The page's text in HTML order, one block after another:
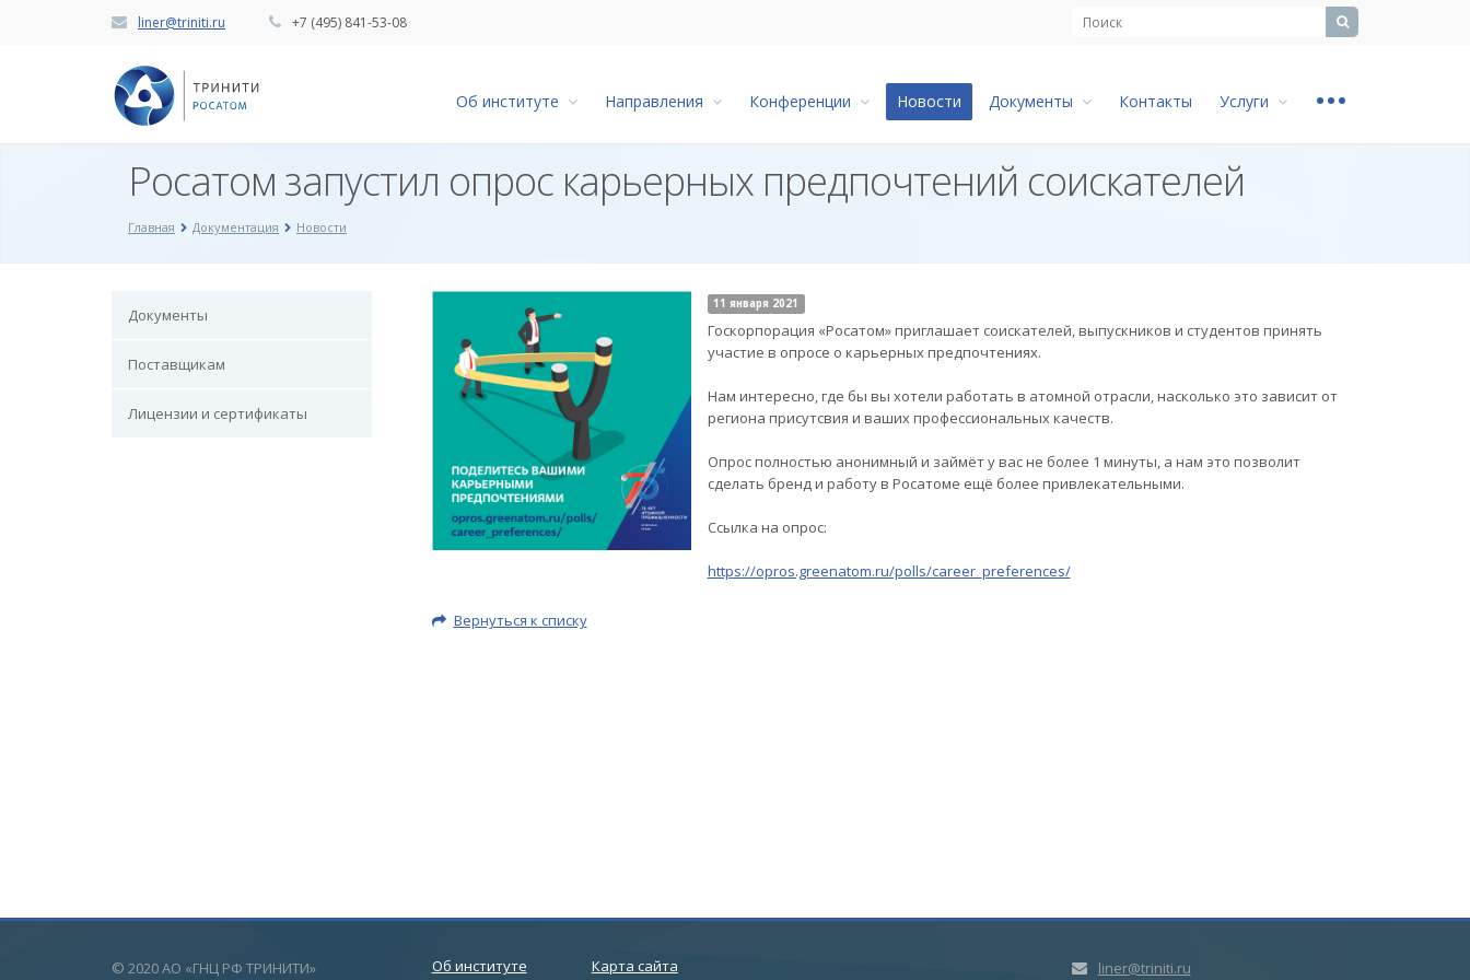
liner@triniti.ru +7 (495) 841-53-08
Об институте Направления Конференции Новости Документы Контакты Услуги ...
Росатом запустил опрос карьерных предпочтений соискателей
Главная Документация Новости
Документы
Поставщикам
Лицензии и сертификаты
11 января 2021
Госкорпорация «Росатом» приглашает соискателей, выпускников и студентов принять
участие в опросе о карьерных предпочтениях.
Нам интересно, где бы вы хотели работать в атомной отрасли, насколько это зависит от
региона присутсвия и ваших профессиональных качеств.
Опрос полностью анонимный и займёт у вас не более 1 минуты, а нам это позволит
сделать бренд и работу в Росатоме ещё более привлекательными.
Ссылка на опрос:
https://opros.greenatom.ru/polls/career_preferences/
Вернуться к списку
© 2020 АО «ГНЦ РФ ТРИНИТИ»
Об институте Карта сайта liner@triniti.ru